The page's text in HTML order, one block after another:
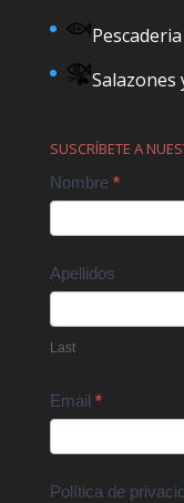
Pescaderia
Salazones
SUSCRÍBETE A
Contact
Nombre *
Apellidos
Last
Email *
Política de